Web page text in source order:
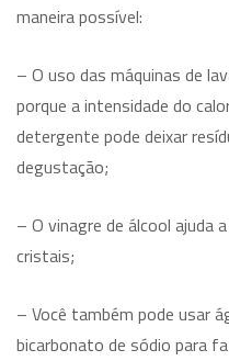
maneira possível:
– O uso das máquinas de
porque a intensidade do
detergente pode deixar
degustação;
– O vinagre de álcool ajuda
cristais;
– Você também pode usar
bicarbonato de sódio para